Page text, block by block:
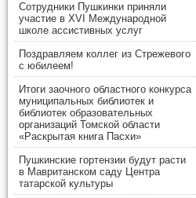
Сотрудники Пушкинки приняли
участие в XVI Международной
школе ассистивных услуг
Поздравляем коллег из Стрежевого
с юбилеем!
Итоги заочного областного конкурса
муниципальных библиотек и
библиотек образовательных
организаций Томской области
«Раскрытая книга Пасхи»
Пушкинские гортензии будут расти
в Мавританском саду Центра
татарской культуры